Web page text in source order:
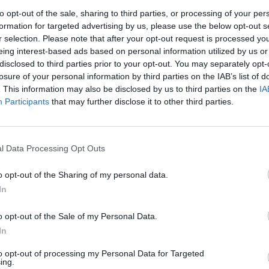
opt-out of the sale, sharing to third parties, or processing of your
for targeted advertising by us, please use the below opt-out
selection. Please note that after your opt-out request is processed
interest-based ads based on personal information utilized by us
to third parties prior to your opt-out. You may separately
of your personal information by third parties on the IAB’s list of
This information may also be disclosed by us to third parties on the
Participants that may further disclose it to other third parties.
Data Processing Opt Outs
opt-out of the Sharing of my personal data.
opt-out of the Sale of my Personal Data.
opt-out of processing my Personal Data for Targeted
világszerte megnőtta Tesla elleni
Franciaországban, Stockholmban és
annak létesítményeit. Ezek a támadások egyaránt
szervizeket.
nemzetközi tiltakozáshullámállhat, amelyet
ellen. Bár a demonstrációk többsége
történtek.
célja avállalat infrastruktúrájának védelme
szervezett csoportok is állhatnak
is felmerült.